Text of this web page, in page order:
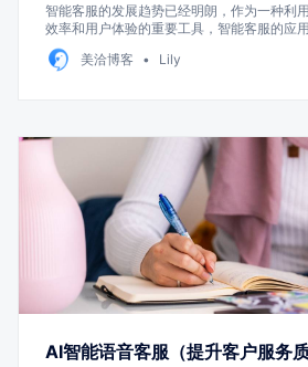
智能客服的发展趋势已经明朗，作为一种利
效率和用户体验的重要工具，智能客服的应
美洽博客
Lily
AI智能语音客服（提升客户服务质